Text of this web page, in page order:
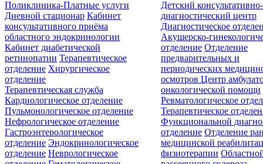
Поликлиника-Платные услуги
Дневной стационар Кабинет
консультативного приёма
областного эндокринологии
Кабинет диабетической
ретинопатии Терапевтическое
отделение Хирургическое
отделение
Детский консультативно-
диагностический центр
Диагностическое
Акушерско-
отделение Отделение
предварительных и
периодических
осмотровЦентр
онкологической помощи
Терапевтическая служба
Кардиологическое отделение
Пульмонологическое отделение
Нефрологическое отделение
Гастроэнтерологическое
отделение Эндокринологическое
отделение Неврологическое
Ревматологическое
Терапевтическое
Функциональной
отделение Отделение
медицинской
физиотерапии